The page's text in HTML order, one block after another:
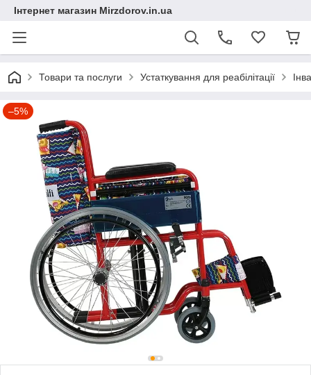
Інтернет магазин Mirzdorov.in.ua
Товари та послуги Устаткування для реабілітації
–5%